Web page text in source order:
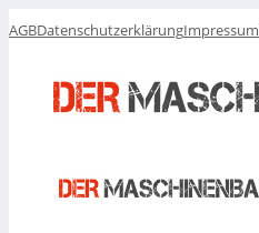
AGBDatenschutzerklärungImpressum